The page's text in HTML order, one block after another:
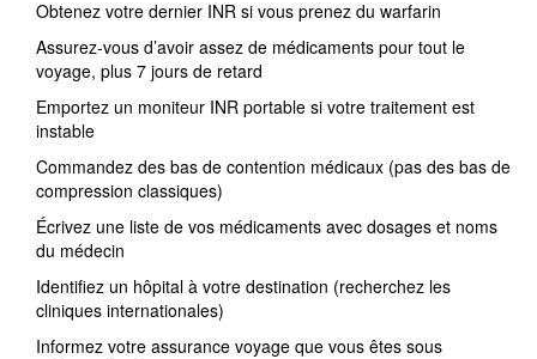
Obtenez votre dernier INR si vous prenez du warfarin
Assurez-vous d’avoir assez de médicaments pour tout le
voyage, plus 7 jours de retard
Emportez un moniteur INR portable si votre traitement est
instable
Commandez des bas de contention médicaux (pas des bas de
compression classiques)
Écrivez une liste de vos médicaments avec dosages et noms
du médecin
Identifiez un hôpital à votre destination (recherchez les
cliniques internationales)
Informez votre assurance voyage que vous êtes sous